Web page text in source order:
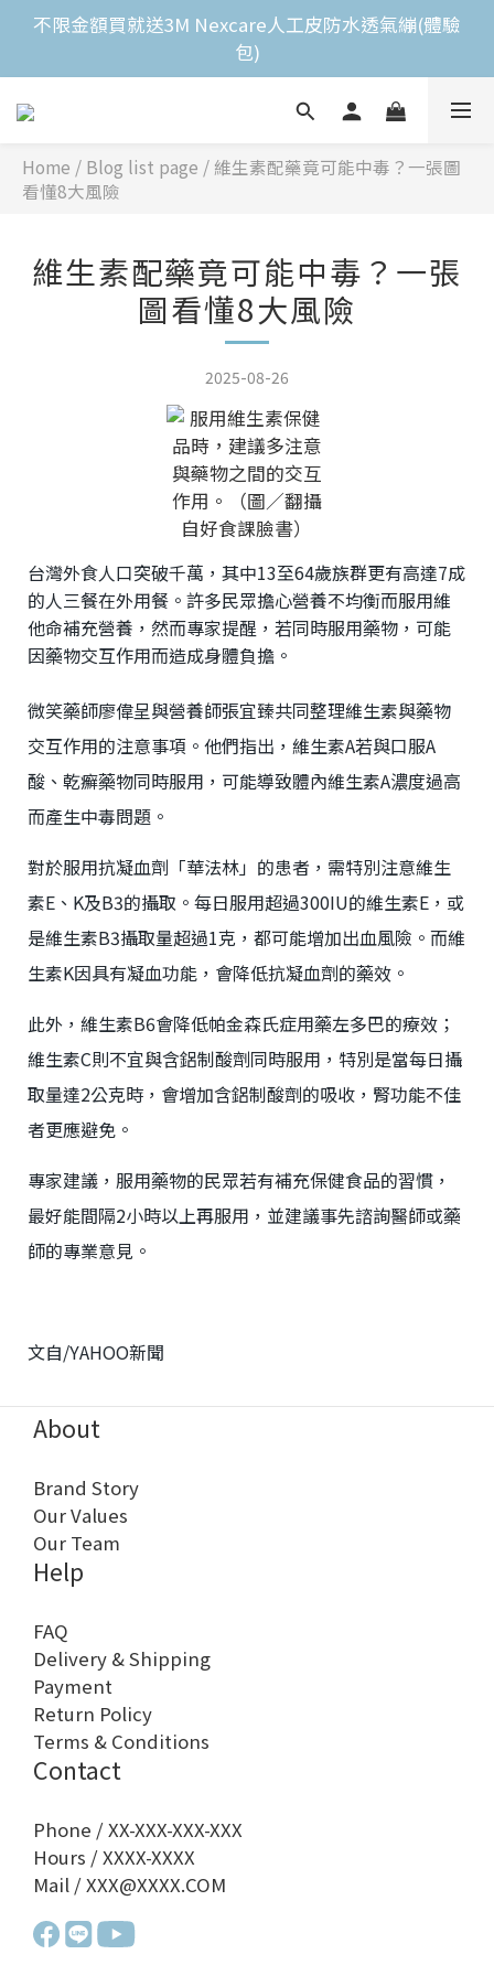
全館滿$2,000免運費
不限金額買就送3M Nexcare人工皮防水透氣繃(體驗
包)
全館滿$2,000免運費
Home / Blog list page / 維生素配藥竟可能中毒？一張圖
看懂8大風險
維生素配藥竟可能中毒？一張
圖看懂8大風險
2025-08-26
台灣外食人口突破千萬，其中13至64歲族群更有高達7成
的人三餐在外用餐。許多民眾擔心營養不均衡而服用維
他命補充營養，然而專家提醒，若同時服用藥物，可能
因藥物交互作用而造成身體負擔。
微笑藥師廖偉呈與營養師張宜臻共同整理維生素與藥物
交互作用的注意事項。他們指出，維生素A若與口服A
酸、乾癬藥物同時服用，可能導致體內維生素A濃度過高
而產生中毒問題。
對於服用抗凝血劑「華法林」的患者，需特別注意維生
素E、K及B3的攝取。每日服用超過300IU的維生素E，或
是維生素B3攝取量超過1克，都可能增加出血風險。而維
生素K因具有凝血功能，會降低抗凝血劑的藥效。
此外，維生素B6會降低帕金森氏症用藥左多巴的療效；
維生素C則不宜與含鋁制酸劑同時服用，特別是當每日攝
取量達2公克時，會增加含鋁制酸劑的吸收，腎功能不佳
者更應避免。
專家建議，服用藥物的民眾若有補充保健食品的習慣，
最好能間隔2小時以上再服用，並建議事先諮詢醫師或藥
師的專業意見。
文自/YAHOO新聞
About
Brand Story
Our Values
Our Team
Help
FAQ
Delivery & Shipping
Payment
Return Policy
Terms & Conditions
Contact
Phone / XX-XXX-XXX-XXX
Hours / XXXX-XXXX
Mail / XXX@XXXX.COM